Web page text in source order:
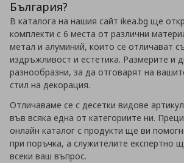
България?
В каталога на нашия сайт ikea.bg ще
комплекти с 6 места от различни
метал и алуминий, които се отличават
издръжливост и естетика. Размерите и
разнообразни, за да отговарят на
стил на декорация.
Отличаваме се с десетки видове
във всяка една от категориите ни.
онлайн каталог с продукти ще ви
при поръчка, а служителите експертно
всеки ваш въпрос.